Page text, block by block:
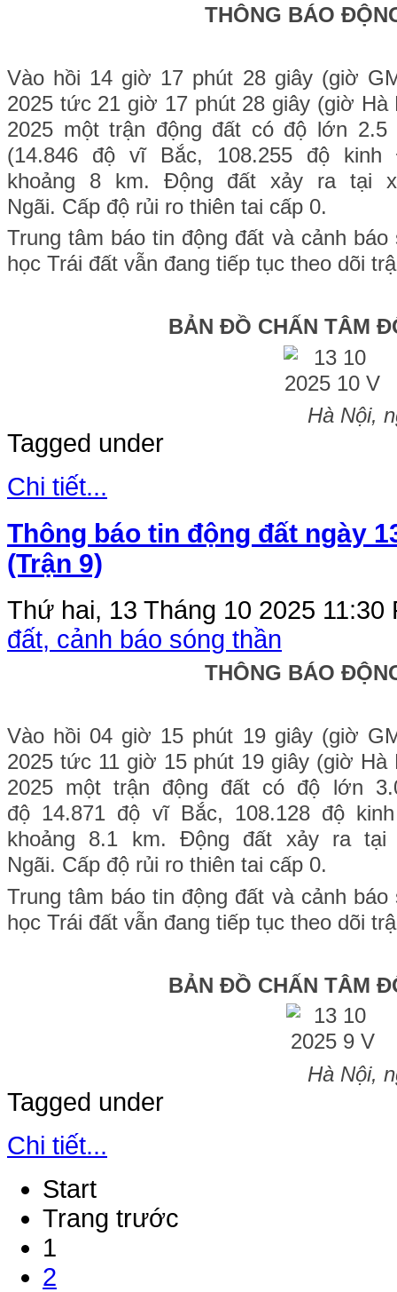
THÔNG BÁO
Vào hồi 14 giờ 17 phút 28 giây (giờ
2025 tức 21 giờ 17 phút 28 giây (giờ Hà
2025 một trận động đất có độ lớn 2.5
(14.846 độ vĩ Bắc, 108.255 độ kinh
khoảng 8 km. Động đất xảy ra tại
Ngãi. Cấp độ rủi ro thiên tai cấp 0.
Trung tâm báo tin động đất và cảnh
học Trái đất vẫn đang tiếp tục theo dõi
BẢN ĐỒ CHẤN TÂM
Hà Nội,
Tagged under
Chi tiết...
Thông báo tin động đất ngày
(Trận 9)
Thứ hai, 13 Tháng 10 2025 11:30
đất, cảnh báo sóng thần
THÔNG BÁO
Vào hồi 04 giờ 15 phút 19 giây (giờ
2025 tức 11 giờ 15 phút 19 giây (giờ Hà
2025 một trận động đất có độ lớn
độ 14.871 độ vĩ Bắc, 108.128 độ
khoảng 8.1 km. Động đất xảy ra tại
Ngãi. Cấp độ rủi ro thiên tai cấp 0.
Trung tâm báo tin động đất và cảnh
học Trái đất vẫn đang tiếp tục theo dõi
BẢN ĐỒ CHẤN TÂM
Hà Nội,
Tagged under
Chi tiết...
Start
Trang trước
1
2